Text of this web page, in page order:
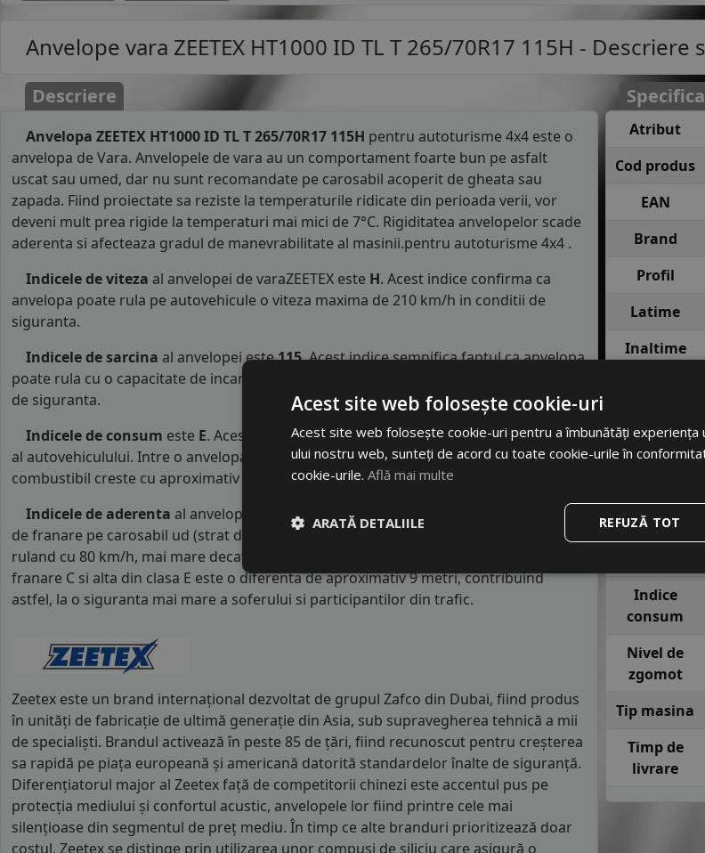
Anvelope vara ZEETEX HT1000 ID TL T 265/70R17 115H - Descriere
Descriere
Anvelopa ZEETEX HT1000 ID TL T 265/70R17 115H pentru autoturisme 4x4 este o
anvelopa de Vara. Anvelopele de vara au un comportament foarte bun pe asfalt
uscat sau umed, dar nu sunt recomandate pe carosabil acoperit de gheata sau
zapada. Fiind proiectate sa reziste la temperaturile ridicate din perioada verii, vor
deveni mult prea rigide la temperaturi mai mici de 7°C. Rigiditatea anvelopelor scade
aderenta si afecteaza gradul de manevrabilitate al masinii.pentru autoturisme 4x4 .
Indicele de viteza al anvelopei de varaZEETEX este H. Acest indice confirma ca
anvelopa poate rula pe autovehicule o viteza maxima de 210 km/h in conditii de
siguranta.
Indicele de sarcina al anvelopei este115. Acest indice semnifica faptul ca anvelopa
poate rula cu o capacitate de incarcare maxima de 1215 kg pe fiecare roata in conditii
de siguranta.
Indicele de consum este E. Acest indice reprezinta clasa de consum de carburant
al autovehiculului. Intre o anvelopa cu clasa B si o alta din clasa C, consumul de
combustibil creste cu aproximativ 1 litru la fiecare 1000 km parcursi.
Indicele de aderenta al anvelopei este C. Acest tip de anvelope va avea o distanta
de franare pe carosabil ud (strat de apa intre 0.5 mm si 1.5 mm) cu 4 anvelope cu ABS
ruland cu 80 km/h, mai mare decat clasele superioare. Intre o anvelopa din clasa de
franare C si alta din clasa E este o diferenta de aproximativ 9 metri, contribuind
astfel, la o siguranta mai mare a soferului si participantilor din trafic.
Zeetex este un brand internațional dezvoltat de grupul Zafco din Dubai, fiind produs
în unități de fabricație de ultimă generație din Asia, sub supravegherea tehnică a mii
de specialiști. Brandul activează în peste 85 de țări, fiind recunoscut pentru creșterea
sa rapidă pe piața europeană și americană datorită standardelor înalte de siguranță.
Diferențiatorul major al Zeetex față de competitorii chinezi este accentul pus pe
protecția mediului și confortul acustic, anvelopele lor fiind printre cele mai
silențioase din segmentul de preț mediu. În timp ce alte branduri prioritizează doar
costul, Zeetex se distinge prin utilizarea unor compuși de siliciu care asigură o
Atribut
Cod produs
EAN
Brand
Profil
Latime
Inaltime
incarcare
viteza
Indice
Indice
consum
Nivel de
zgomot
Tip masina
Timp de
livrare
Acest site web folosește cookie-uri
Acest site web folosește cookie-uri pentru a îmbunătăți experiența
ului nostru web, sunteți de acord cu toate cookie-urile în
cookie-urile. Află mai multe
REFUZĂ TOT
ARATĂ DETALIILE